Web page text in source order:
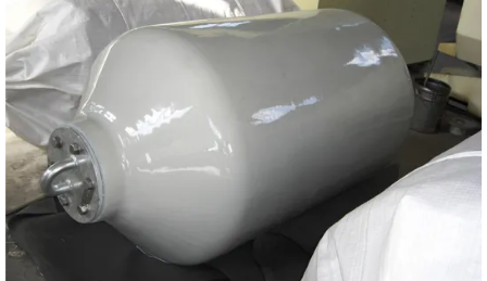
JAKOŚCI
SKONTAKTUJ
SIĘ
Z
NAMI